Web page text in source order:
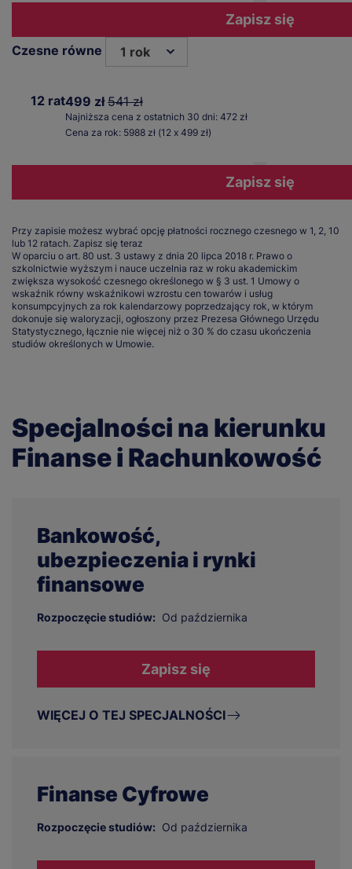
Zapisz się
Czesne równe 1 rok
12 rat499 zł541 zł
Najniższa cena z ostatnich 30 dni: 472 zł
Cena za rok: 5988 zł (12 x 499 zł)
Zapisz się
Przy zapisie możesz wybrać opcję płatności rocznego czesnego w 1, 2, 10
lub 12 ratach. Zapisz się teraz
W oparciu o art. 80 ust. 3 ustawy z dnia 20 lipca 2018 r. Prawo o
szkolnictwie wyższym i nauce uczelnia raz w roku akademickim
zwiększa wysokość czesnego określonego w § 3 ust. 1 Umowy o
wskaźnik równy wskaźnikowi wzrostu cen towarów i usług
konsumpcyjnych za rok kalendarzowy poprzedzający rok, w którym
dokonuje się waloryzacji, ogłoszony przez Prezesa Głównego Urzędu
Statystycznego, łącznie nie więcej niż o 30 % do czasu ukończenia
studiów określonych w Umowie.
Specjalności na kierunku
Finanse i Rachunkowość
Bankowość,
ubezpieczenia i rynki
finansowe
Rozpoczęcie studiów: Od października
Zapisz się
WIĘCEJ O TEJ SPECJALNOŚCI
Finanse Cyfrowe
Rozpoczęcie studiów: Od października